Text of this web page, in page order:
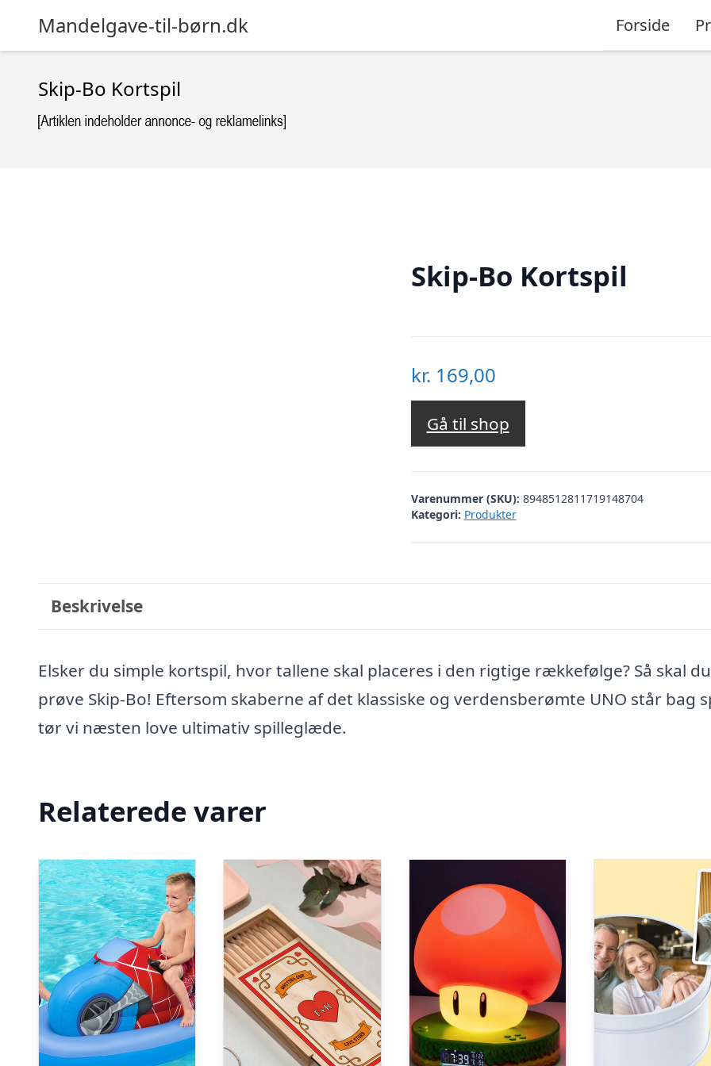
Mandelgave-til-børn.dk Forside
Skip-Bo Kortspil
Skip-Bo Kortspil
kr. 169,00
Gå til shop
Varenummer (SKU): 8948512811719148704
Kategori: Produkter
Beskrivelse
Elsker du simple kortspil, hvor tallene skal placeres i den rigtige rækkefølge? Så skal du
prøve Skip-Bo! Eftersom skaberne af det klassiske og verdensberømte UNO står bag
tør vi næsten love ultimativ spilleglæde.
Relaterede varer